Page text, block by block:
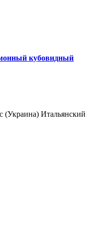
кубовидный
(Украина) Итальянский